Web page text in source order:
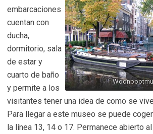
embarcaciones
cuentan con
ducha,
dormitorio, sala
de estar y
cuarto de baño
y permite a los
visitantes tener una idea de como se
Para llegar a este museo se puede
la línea 13, 14 o 17. Permanece abierto